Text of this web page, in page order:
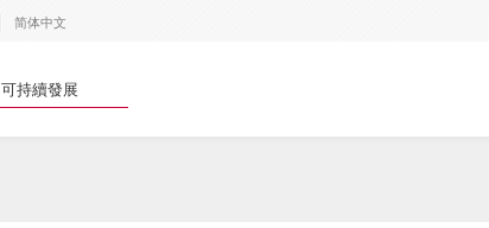
简体中文
可持續發展